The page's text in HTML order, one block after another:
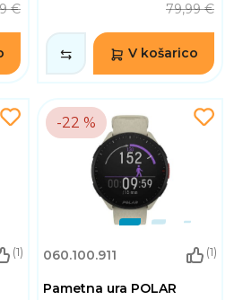
€ 79,99 €
V košarico
(1)
-22 %
060.100.911 (1)
Pametna ura POLAR